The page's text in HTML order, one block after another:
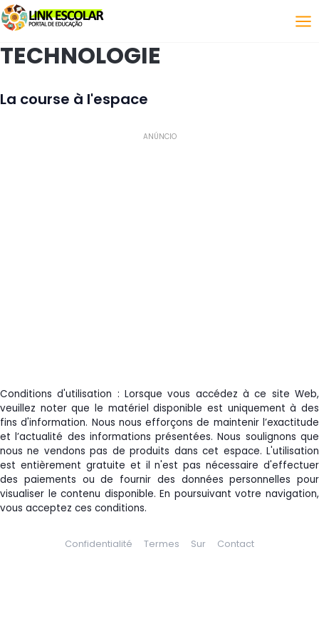
Lien
TECHNOLOGIE
La course à l'espace
ANÚNCIO
Conditions d'utilisation : Lorsque vous accédez à ce site Web,
veuillez noter que le matériel disponible est uniquement à des
fins d'information. Nous nous efforçons de maintenir l’exactitude
et l’actualité des informations présentées. Nous soulignons que
nous ne vendons pas de produits dans cet espace. L'utilisation
est entièrement gratuite et il n'est pas nécessaire d'effectuer
des paiements ou de fournir des données personnelles pour
visualiser le contenu disponible. En poursuivant votre navigation,
vous acceptez ces conditions.
Confidentialité Termes Sur Contact